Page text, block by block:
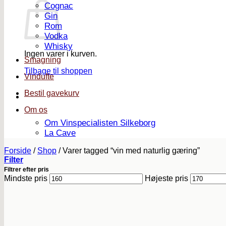
Ingen varer i kurven.
Tilbage til shoppen
Cognac
Gin
Rom
Vodka
Whisky
Smagning
Vindufte
Bestil gavekurv
Om os
Om Vinspecialisten Silkeborg
La Cave
Forside / Shop /Varer tagged “vin med naturlig gæring”
Filter
Filtrer efter pris
Mindste pris Højeste pris